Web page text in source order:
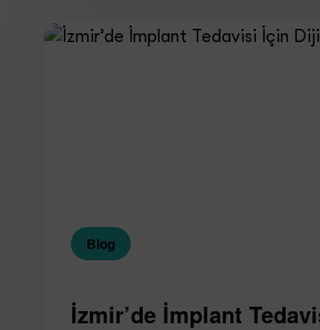
Blog
İzmir’de İmplant